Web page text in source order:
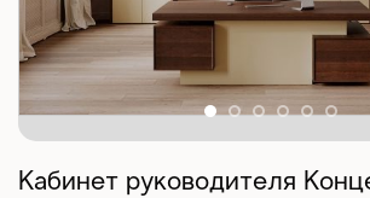
Кабинет руководителя